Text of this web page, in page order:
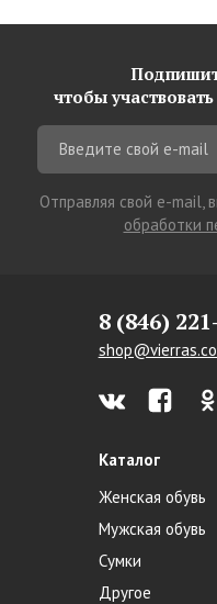
чтобы
Отправляя свой e-mail,
обработки
8 (846)
Каталог
Женская обувь
Мужская обувь
Сумки
Другое